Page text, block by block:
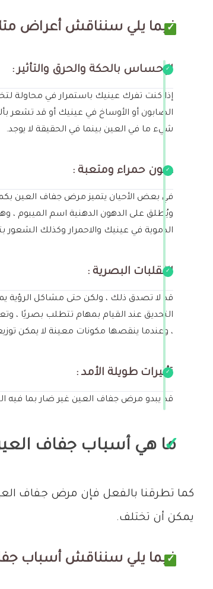
فيما يلي سنناقش أعراض
الإحساس بالحكة والحرق والتأثير :
إذا كنت تفرك عينيك باستمرار في محاولة
الصابون أو الأوساخ في عينيك أو قد تشعر
شيء ما في العين بينما في الحقيقة لا يوجد.
عيون حمراء ومتعبة :
في بعض الأحيان يتميز مرض جفاف العين
ويُطلق على الدهون الدهنية اسم الميبوم ،
الدموية في عينيك والاحمرار وكذلك
التقلبات البصرية :
قد لا تصدق ذلك ، ولكن حتى مشاكل الرؤية
التحديق عند القيام بمهام تتطلب بصريًا ،
، وعندما ينقصها مكونات معينة لا يمكن
تأثيرات طويلة الأمد :
قد يبدو مرض جفاف العين غير ضار بما فيه
ما هي أسباب جفاف
كما تطرقنا بالفعل فإن مرض جفاف
يمكن أن تختلف.
فيما يلي سنناقش أسباب